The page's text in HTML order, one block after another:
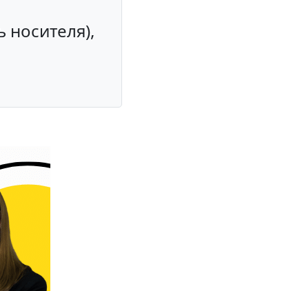
носителя),